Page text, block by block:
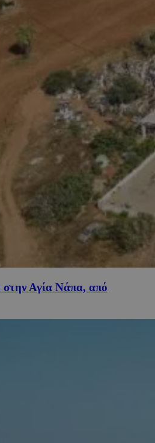
στην Αγία Νάπα, από